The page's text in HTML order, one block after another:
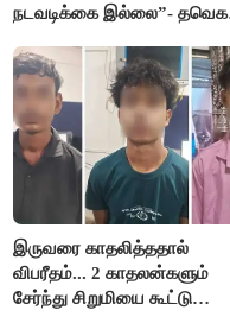
நடவடிக்கை இல்லை”- தவெக
கதறல்
இருவரை காதலித்ததால்
விபரீதம்... 2 காதலன்களும்
சேர்ந்து சிறுமியை கூட்டு